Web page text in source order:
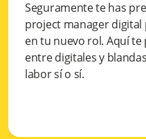
Seguramente te has
project manager digital
en tu nuevo rol. Aquí
entre digitales y
labor sí o sí.